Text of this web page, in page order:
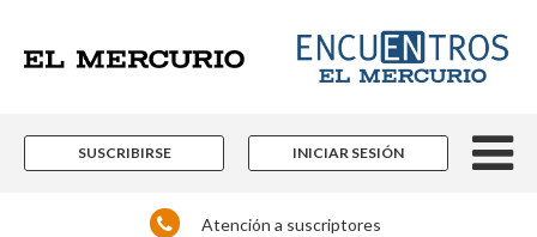
SUSCRIBIRSE INICIAR SESIÓN
Atención a suscriptores